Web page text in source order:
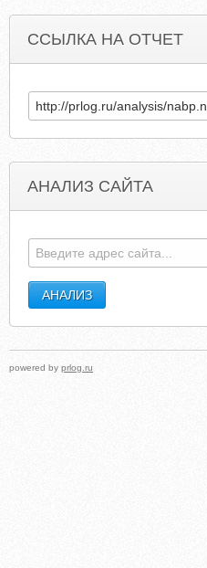
ССЫЛКА НА ОТЧЕТ
АНАЛИЗ САЙТА
powered by prlog.ru